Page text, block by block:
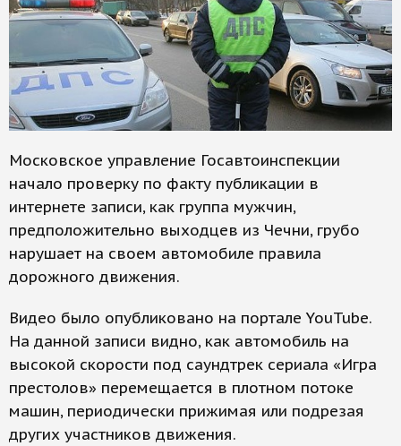
Московское управление Госавтоинспекции
начало проверку по факту публикации в
интернете записи, как группа мужчин,
предположительно выходцев из Чечни, грубо
нарушает на своем автомобиле правила
дорожного движения.
Видео было опубликовано на портале YouTube.
На данной записи видно, как автомобиль на
высокой скорости под саундтрек сериала «Игра
престолов» перемещается в плотном потоке
машин, периодически прижимая или подрезая
других участников движения.